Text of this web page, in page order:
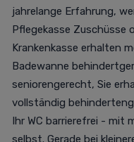
jahrelange Erfahrung,
Pflegekasse Zuschüsse
Krankenkasse erhalten
Badewanne
seniorengerecht, Sie
vollständig
Ihr WC barrierefrei - mit
selbst. Gerade bei